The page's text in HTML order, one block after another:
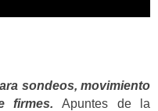
sondeos, movimiento
firmes. Apuntes de la